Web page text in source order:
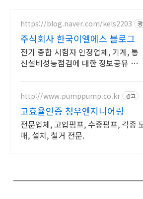
https://blog.naver.com/kels2203
주식회사 한국이엘에스 블로그
전기 종합 시험자 인정업체, 기계, 통
신설비성능점검에 대한 정보공유 및
http://www.pumppump.co.kr 광고
고효율인증 청우엔지니어링
전문업체, 고압펌프, 수중펌프, 각종
매, 설치, 철거 전문.